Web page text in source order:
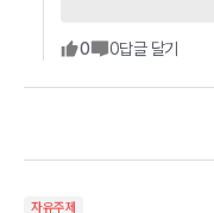
0 0답글 달기
자유주제